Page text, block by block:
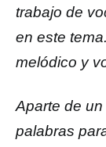
trabajo de
en este
melódico y
Aparte de
palabras